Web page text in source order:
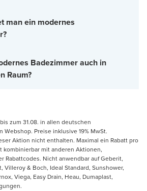
man ein modernes
Badezimmer auch in
Raum?
zum 31.08. in allen deutschen
Preise inklusive 19% MwSt.
Aktion nicht enthalten. Maximal ein Rabatt pro
kombinierbar mit anderen Aktionen,
Rabattcodes. Nicht anwendbar auf Geberit,
Villeroy & Boch, Ideal Standard, Sunshower,
Viega, Easy Drain, Heau, Dumaplast,